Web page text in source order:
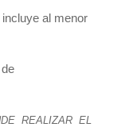
al menor
REALIZAR EL